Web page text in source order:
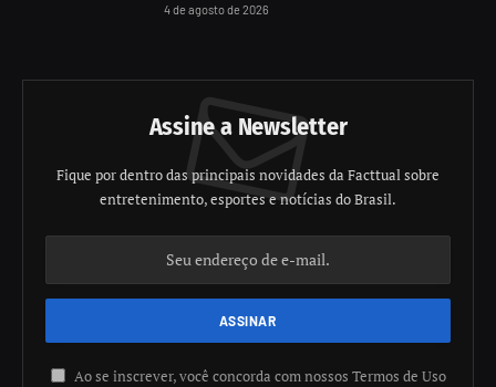
4 de agosto de 2026
Assine a Newsletter
Fique por dentro das principais novidades da Facttual sobre
entretenimento, esportes e notícias do Brasil.
Ao se inscrever, você concorda com nossos Termos de Uso